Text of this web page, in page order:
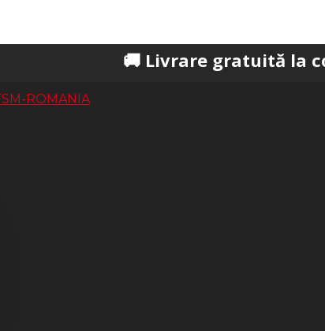
🚚 Livrare gratuită la comenzi